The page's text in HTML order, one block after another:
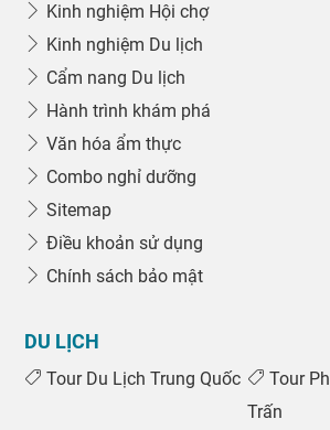
Kinh nghiệm Hội chợ
Kinh nghiệm Du lịch
Cẩm nang Du lịch
Hành trình khám phá
Văn hóa ẩm thực
Combo nghỉ dưỡng
Sitemap
Điều khoản sử dụng
Chính sách bảo mật
DU LỊCH
Tour Du Lịch Trung Quốc
Tour
Trấn